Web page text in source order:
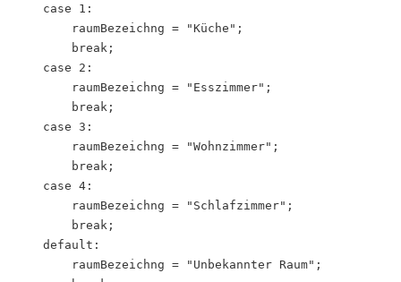
    case 1:
        raumBezeichng = "Küche";
        break;
    case 2:
        raumBezeichng = "Esszimmer";
        break;
    case 3:
        raumBezeichng = "Wohnzimmer";
        break;
    case 4:
        raumBezeichng = "Schlafzimmer";
        break;
    default:
        raumBezeichng = "Unbekannter Raum";